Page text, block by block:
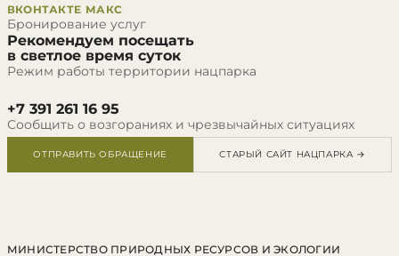
ВКОНТАКТЕ МАКС
Бронирование услуг
Рекомендуем посещать
в светлое время суток
Режим работы территории нацпарка
+7 391 261 16 95
Сообщить о возгораниях и чрезвычайных ситуациях
ОТПРАВИТЬ ОБРАЩЕНИЕ СТАРЫЙ САЙТ НАЦПАРКА →
МИНИСТЕРСТВО ПРИРОДНЫХ РЕСУРСОВ И ЭКОЛОГИИ